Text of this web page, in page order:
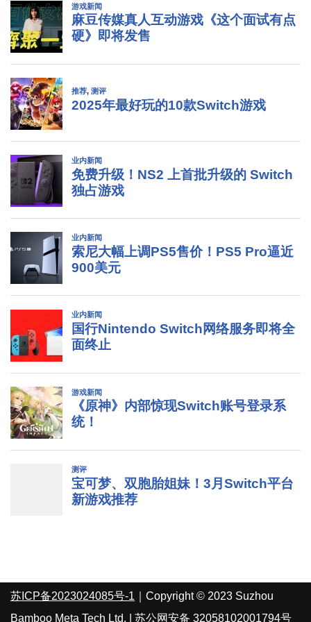
苏ICP备2023024085号-1 ｜Copyright © 2023 Suzhou
Bamboo Meta Tech Ltd. | 苏公网安备 32058102001794号